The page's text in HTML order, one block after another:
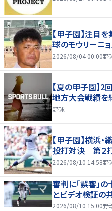
【甲子園】注目
球のモウリーニ
2026/08/04 00:00野
【夏の甲子園】
地方大会戦績を
野球
【甲子園】横浜
投打対決 第２
2026/08/10 14:58野
審判に「誤審」
とビデオ検証の
2026/08/10 15:00野